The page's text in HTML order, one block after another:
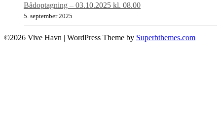
Bådoptagning – 03.10.2025 kl. 08.00
5. september 2025
©2026 Vive Havn | WordPress Theme by Superbthemes.com